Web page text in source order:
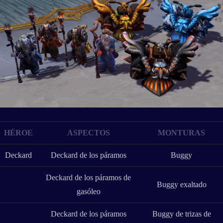
HÉROE ASPECTOS MONTURAS
Deckard Deckard de los páramos Buggy
Deckard de los páramos de
gasóleo
Buggy exaltado
Deckard de los páramos
Buggy de trizas de